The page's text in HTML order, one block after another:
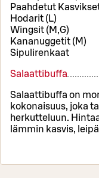
Paahdetut
Hodarit (L)
Wingsit (M,G)
Kananuggetit (M)
Sipulirenkaat
Salaattibuffa
Salaattibuffa on
kokonaisuus, joka
herkutteluun.
lämmin kasvis,